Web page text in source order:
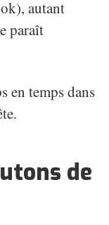
autant
paraît
en temps dans
de